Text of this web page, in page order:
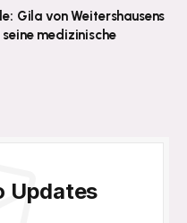
Gila von Weitershausens
seine medizinische
Updates